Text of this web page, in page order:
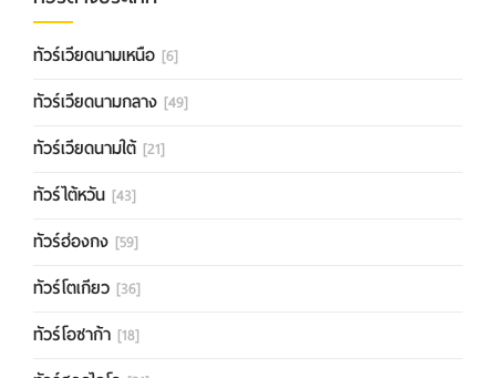
ทัวร์เวียดนามเหนือ [6]
ทัวร์เวียดนามกลาง [49]
ทัวร์เวียดนามใต้ [21]
ทัวร์ไต้หวัน [43]
ทัวร์ฮ่องกง [59]
ทัวร์โตเกียว [36]
ทัวร์โอซาก้า [18]